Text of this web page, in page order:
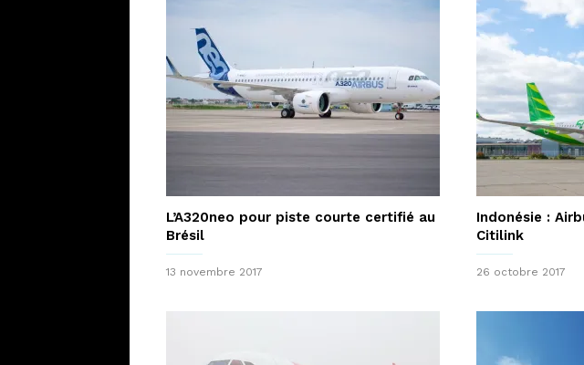
L’A320neo pour piste courte certifié au
Brésil
13 novembre 2017
Indonésie :
Citilink
26 octobre 2017